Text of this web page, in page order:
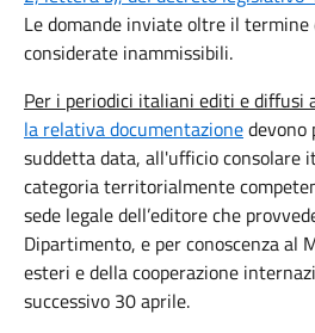
Le domande inviate oltre il termine
considerate inammissibili.
Per i periodici italiani editi e diffusi
la relativa documentazionedevono
suddetta data, all'ufficio consolare
categoria territorialmente
sede legale dell’editore che
Dipartimento, e per conoscenza al
esteri e della cooperazione
successivo 30 aprile.